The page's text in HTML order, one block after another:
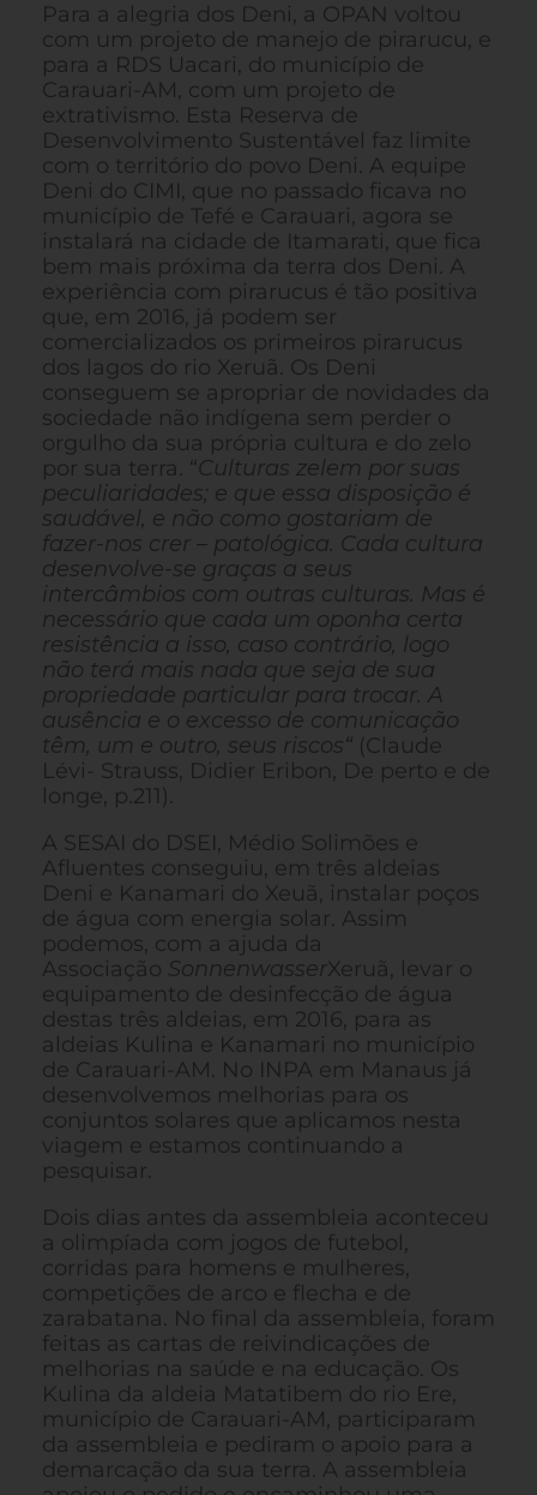
Para a alegria dos Deni, a OPAN voltou
com um projeto de manejo de pirarucu, e
para a RDS Uacari, do município de
Carauari-AM, com um projeto de
extrativismo. Esta Reserva de
Desenvolvimento Sustentável faz limite
com o território do povo Deni. A equipe
Deni do CIMI, que no passado ficava no
município de Tefé e Carauari, agora se
instalará na cidade de Itamarati, que fica
bem mais próxima da terra dos Deni. A
experiência com pirarucus é tão positiva
que, em 2016, já podem ser
comercializados os primeiros pirarucus
dos lagos do rio Xeruã. Os Deni
conseguem se apropriar de novidades da
sociedade não indígena sem perder o
orgulho da sua própria cultura e do zelo
por sua terra. “Culturas zelem por suas
peculiaridades; e que essa disposição é
saudável, e não como gostariam de
fazer-nos crer – patológica. Cada cultura
desenvolve-se graças a seus
intercâmbios com outras culturas. Mas é
necessário que cada um oponha certa
resistência a isso, caso contrário, logo
não terá mais nada que seja de sua
propriedade particular para trocar. A
ausência e o excesso de comunicação
têm, um e outro, seus riscos“ (Claude
Lévi- Strauss, Didier Eribon, De perto e de
longe, p.211).
A SESAI do DSEI, Médio Solimões e
Afluentes conseguiu, em três aldeias
Deni e Kanamari do Xeuã, instalar poços
de água com energia solar. Assim
podemos, com a ajuda da
Associação SonnenwasserXeruã, levar o
equipamento de desinfecção de água
destas três aldeias, em 2016, para as
aldeias Kulina e Kanamari no município
de Carauari-AM. No INPA em Manaus já
desenvolvemos melhorias para os
conjuntos solares que aplicamos nesta
viagem e estamos continuando a
pesquisar.
Dois dias antes da assembleia aconteceu
a olimpíada com jogos de futebol,
corridas para homens e mulheres,
competições de arco e flecha e de
zarabatana. No final da assembleia, foram
feitas as cartas de reivindicações de
melhorias na saúde e na educação. Os
Kulina da aldeia Matatibem do rio Ere,
município de Carauari-AM, participaram
da assembleia e pediram o apoio para a
demarcação da sua terra. A assembleia